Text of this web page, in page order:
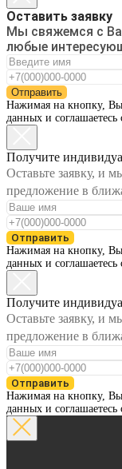
Оставить заявку
Мы свяжемся с
любые
Отправить
Нажимая на кнопку, Вы
данных и соглашаетесь
Получите
Оставьте заявку, и
предложение в
Отправить
Нажимая на кнопку, Вы
данных и соглашаетесь
Получите
Оставьте заявку, и
предложение в
Отправить
Нажимая на кнопку, Вы
данных и соглашаетесь